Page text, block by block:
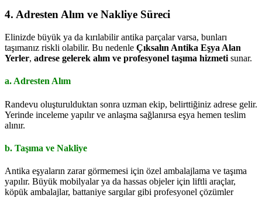
4. Adresten Alım ve Nakliye Süreci
Elinizde büyük ya da kırılabilir antika parçalar varsa, bunları
taşımanız riskli olabilir. Bu nedenle Çıksalın Antika Eşya Alan
Yerler, adrese gelerek alım ve profesyonel taşıma hizmeti sunar.
a. Adresten Alım
Randevu oluşturulduktan sonra uzman ekip, belirttiğiniz adrese gelir.
Yerinde inceleme yapılır ve anlaşma sağlanırsa eşya hemen teslim
alınır.
b. Taşıma ve Nakliye
Antika eşyaların zarar görmemesi için özel ambalajlama ve taşıma
yapılır. Büyük mobilyalar ya da hassas objeler için liftli araçlar,
köpük ambalajlar, battaniye sargılar gibi profesyonel çözümler